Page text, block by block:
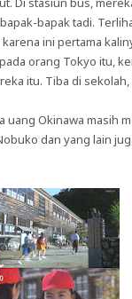
bapak tadi.
ini pertama
orang Tokyo itu,
itu. Tiba di
uang Okinawa masih
dan yang lain